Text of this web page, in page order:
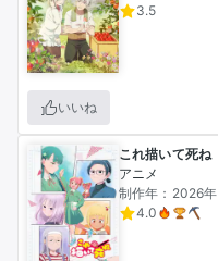
3.5
いいね
これ描いて死ね
アニメ
制作年：2026年
4.0